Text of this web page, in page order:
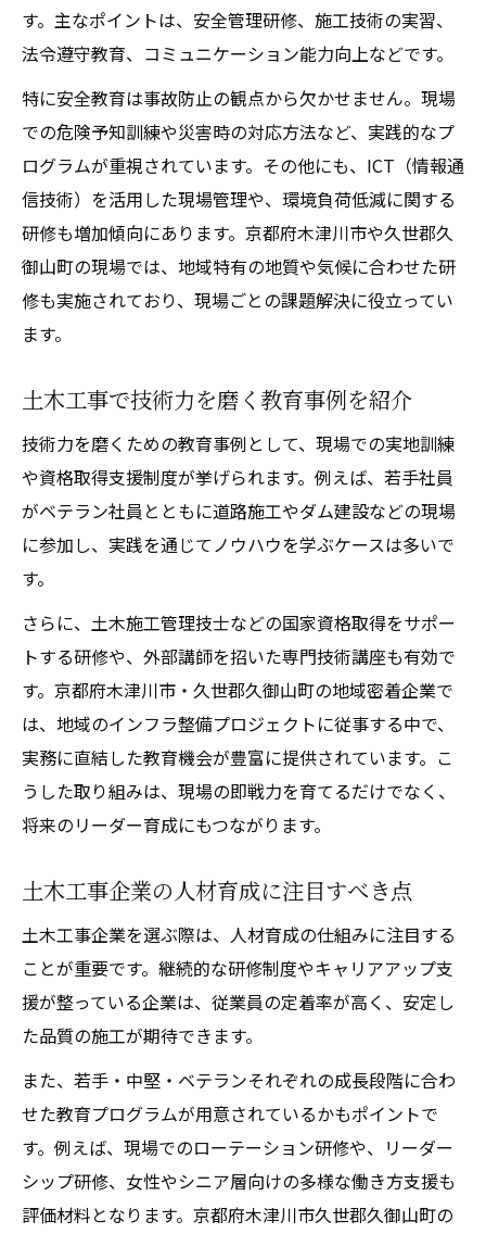
す。主なポイントは、安全管理研修、施工技術の実習、
法令遵守教育、コミュニケーション能力向上などです。
特に安全教育は事故防止の観点から欠かせません。現場
での危険予知訓練や災害時の対応方法など、実践的なプ
ログラムが重視されています。その他にも、ICT（情報通
信技術）を活用した現場管理や、環境負荷低減に関する
研修も増加傾向にあります。京都府木津川市や久世郡久
御山町の現場では、地域特有の地質や気候に合わせた研
修も実施されており、現場ごとの課題解決に役立ってい
ます。
土木工事で技術力を磨く教育事例を紹介
技術力を磨くための教育事例として、現場での実地訓練
や資格取得支援制度が挙げられます。例えば、若手社員
がベテラン社員とともに道路施工やダム建設などの現場
に参加し、実践を通じてノウハウを学ぶケースは多いで
す。
さらに、土木施工管理技士などの国家資格取得をサポー
トする研修や、外部講師を招いた専門技術講座も有効で
す。京都府木津川市・久世郡久御山町の地域密着企業で
は、地域のインフラ整備プロジェクトに従事する中で、
実務に直結した教育機会が豊富に提供されています。こ
うした取り組みは、現場の即戦力を育てるだけでなく、
将来のリーダー育成にもつながります。
土木工事企業の人材育成に注目すべき点
土木工事企業を選ぶ際は、人材育成の仕組みに注目する
ことが重要です。継続的な研修制度やキャリアアップ支
援が整っている企業は、従業員の定着率が高く、安定し
た品質の施工が期待できます。
また、若手・中堅・ベテランそれぞれの成長段階に合わ
せた教育プログラムが用意されているかもポイントで
す。例えば、現場でのローテーション研修や、リーダー
シップ研修、女性やシニア層向けの多様な働き方支援も
評価材料となります。京都府木津川市久世郡久御山町の